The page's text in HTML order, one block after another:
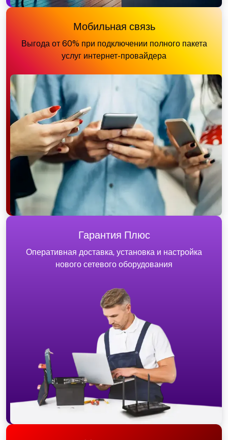
Мобильная связь
Выгода от 60% при подключении полного пакета
услуг интернет-провайдера
Гарантия Плюс
Оперативная доставка, установка и настройка
нового сетевого оборудования